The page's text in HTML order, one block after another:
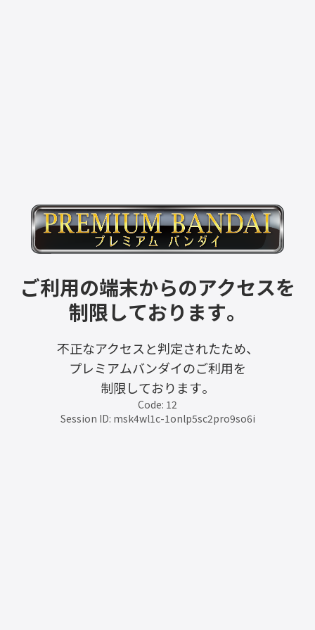
ご利用の端末からのアクセスを
制限しております。
不正なアクセスと判定されたため、
プレミアムバンダイのご利用を
制限しております。
Code: 12
Session ID: msk4wl1c-1onlp5sc2pro9so6i